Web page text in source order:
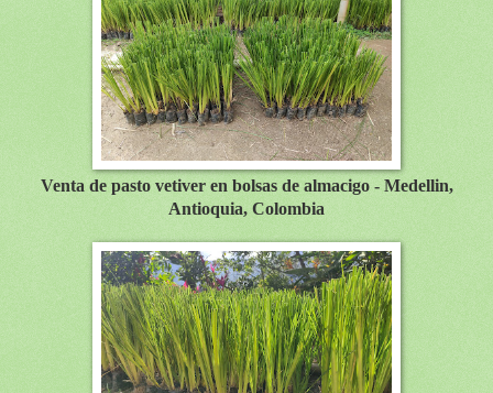
Venta de pasto vetiver en bolsas de almacigo - Medellin,
Antioquia, Colombia